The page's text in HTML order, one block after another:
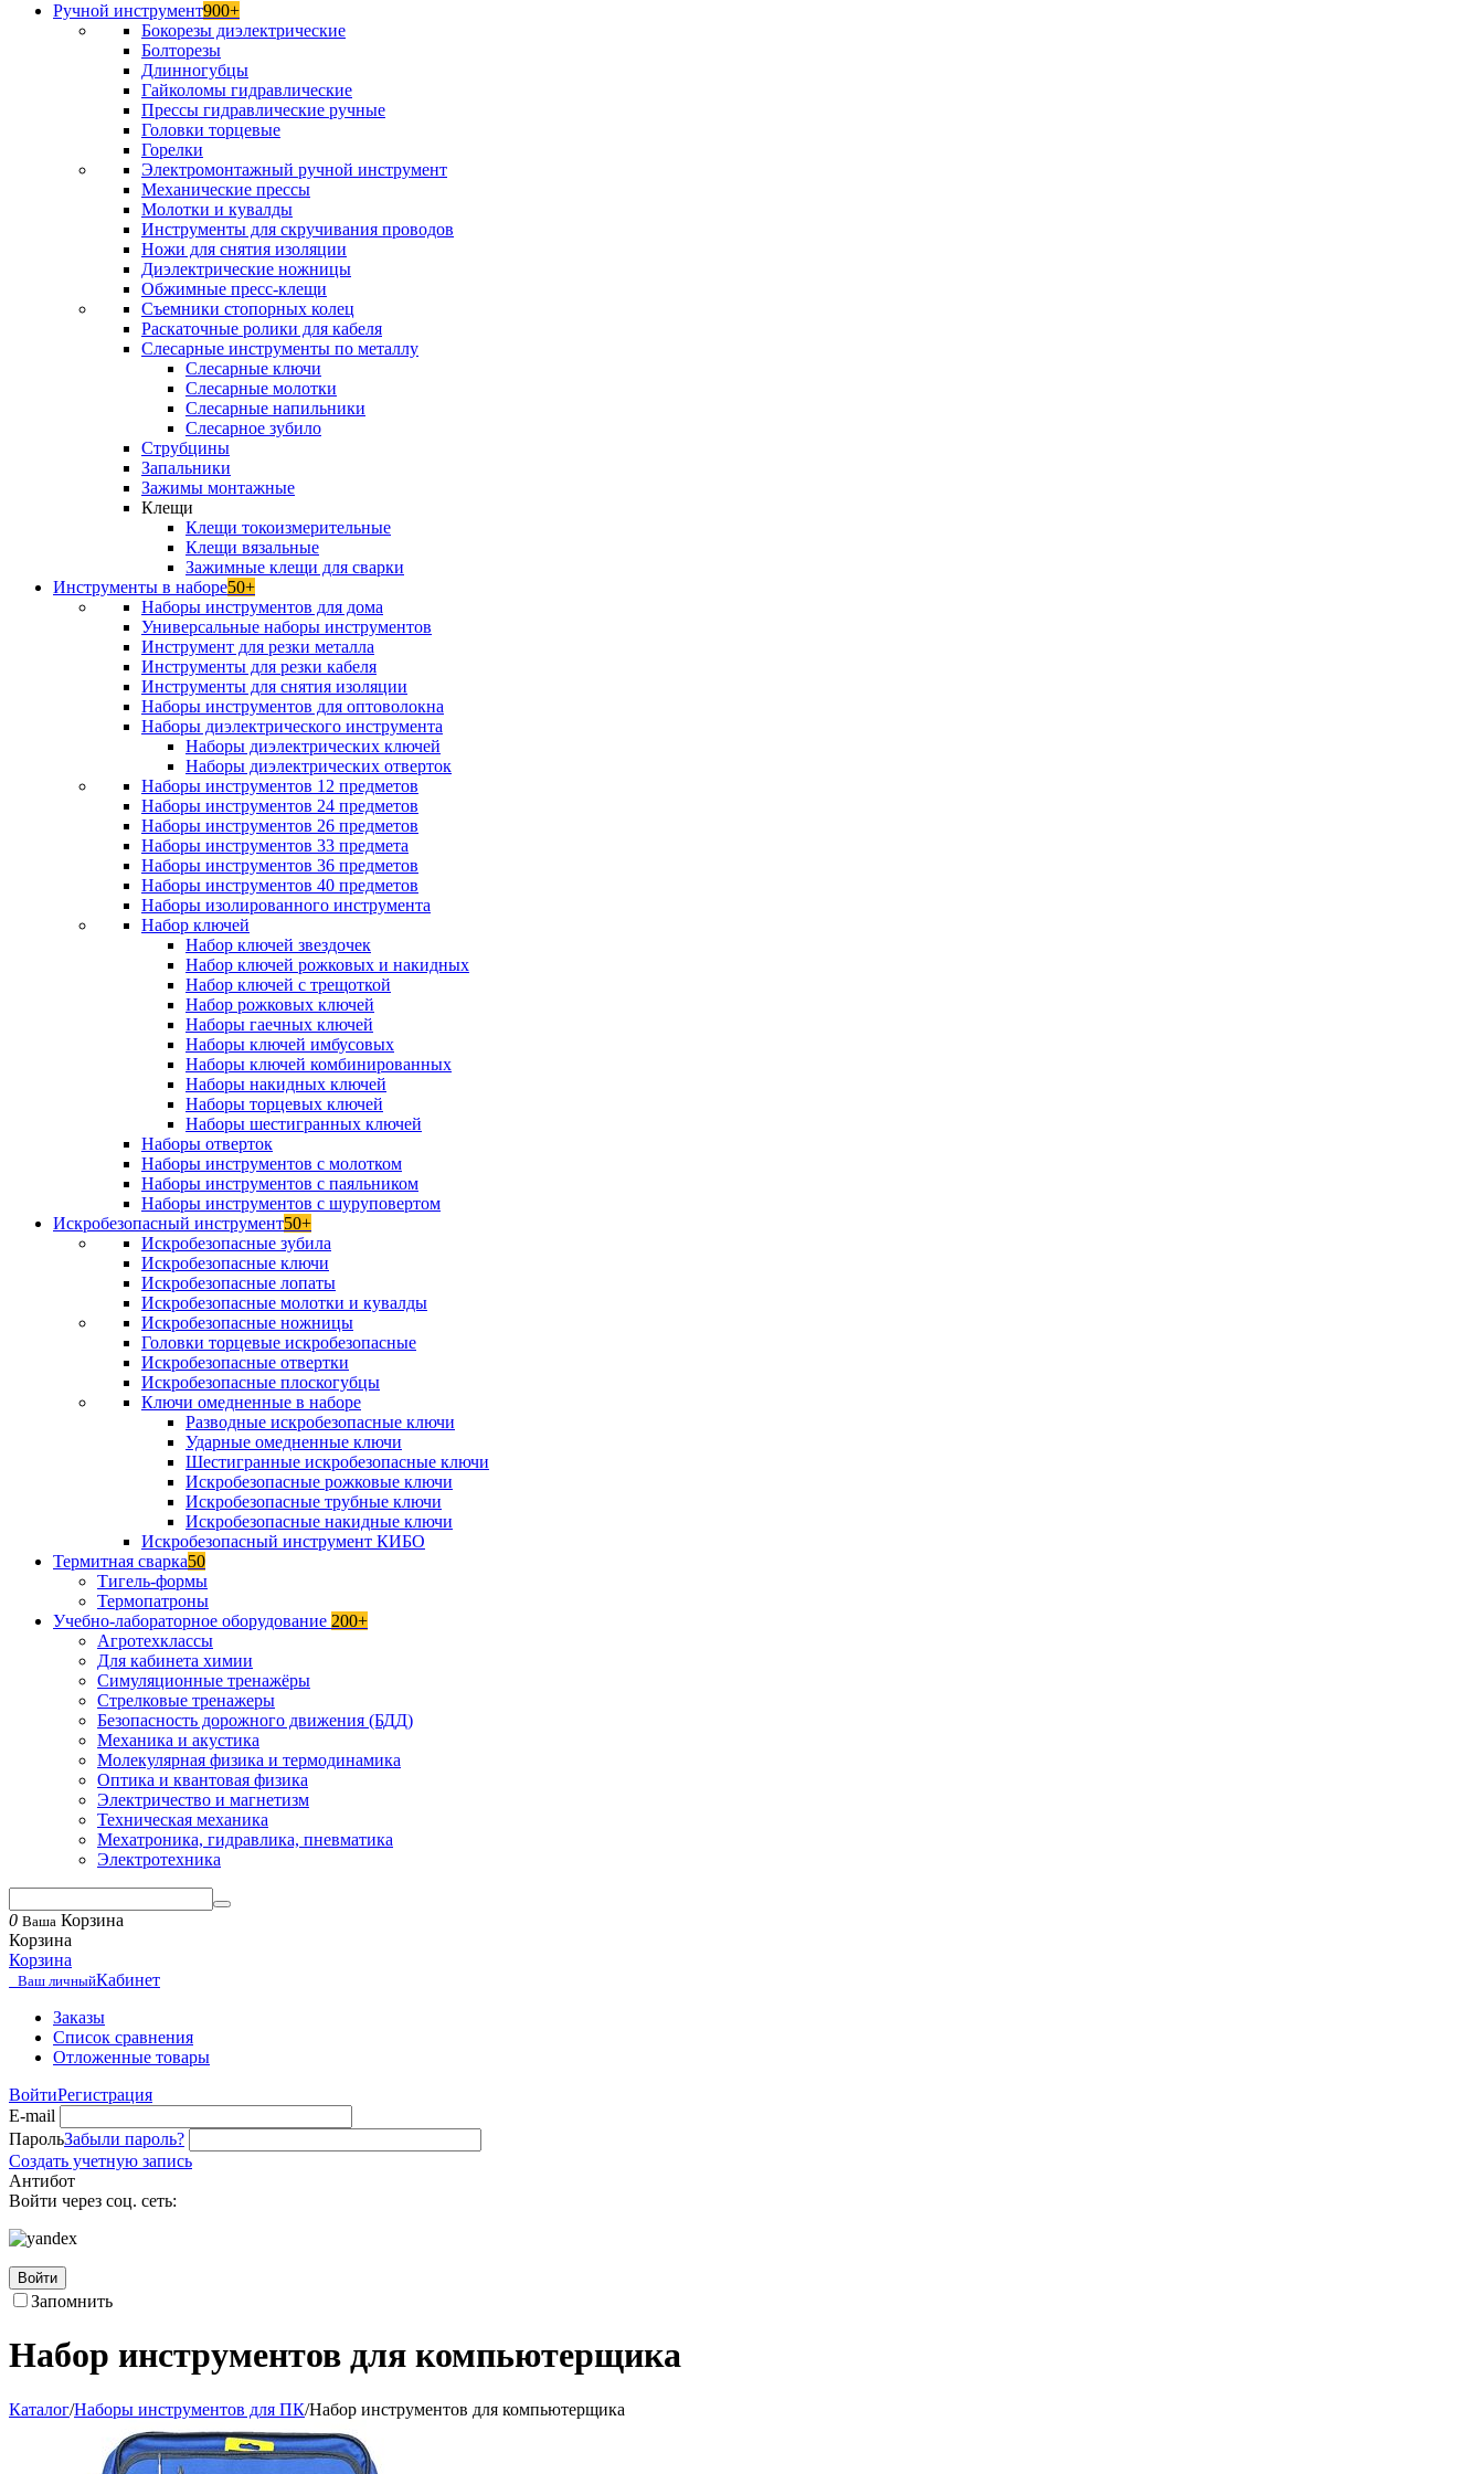
Ручной инструмент900+
Бокорезы диэлектрические
Болторезы
Длинногубцы
Гайколомы гидравлические
Прессы гидравлические ручные
Головки торцевые
Горелки
Электромонтажный ручной инструмент
Механические прессы
Молотки и кувалды
Инструменты для скручивания проводов
Ножи для снятия изоляции
Диэлектрические ножницы
Обжимные пресс-клещи
Съемники стопорных колец
Раскаточные ролики для кабеля
Слесарные инструменты по металлу
Слесарные ключи
Слесарные молотки
Слесарные напильники
Слесарное зубило
Струбцины
Запальники
Зажимы монтажные
Клещи
Клещи токоизмерительные
Клещи вязальные
Зажимные клещи для сварки
Инструменты в наборе50+
Наборы инструментов для дома
Универсальные наборы инструментов
Инструмент для резки металла
Инструменты для резки кабеля
Инструменты для снятия изоляции
Наборы инструментов для оптоволокна
Наборы диэлектрического инструмента
Наборы диэлектрических ключей
Наборы диэлектрических отверток
Наборы инструментов 12 предметов
Наборы инструментов 24 предметов
Наборы инструментов 26 предметов
Наборы инструментов 33 предмета
Наборы инструментов 36 предметов
Наборы инструментов 40 предметов
Наборы изолированного инструмента
Набор ключей
Набор ключей звездочек
Набор ключей рожковых и накидных
Набор ключей с трещоткой
Набор рожковых ключей
Наборы гаечных ключей
Наборы ключей имбусовых
Наборы ключей комбинированных
Наборы накидных ключей
Наборы торцевых ключей
Наборы шестигранных ключей
Наборы отверток
Наборы инструментов с молотком
Наборы инструментов с паяльником
Наборы инструментов с шуруповертом
Искробезопасный инструмент50+
Искробезопасные зубила
Искробезопасные ключи
Искробезопасные лопаты
Искробезопасные молотки и кувалды
Искробезопасные ножницы
Головки торцевые искробезопасные
Искробезопасные отвертки
Искробезопасные плоскогубцы
Ключи омедненные в наборе
Разводные искробезопасные ключи
Ударные омедненные ключи
Шестигранные искробезопасные ключи
Искробезопасные рожковые ключи
Искробезопасные трубные ключи
Искробезопасные накидные ключи
Искробезопасный инструмент КИБО
Термитная сварка50
Тигель-формы
Термопатроны
Учебно-лабораторное оборудование 200+
Агротехклассы
Для кабинета химии
Симуляционные тренажёры
Стрелковые тренажеры
Безопасность дорожного движения (БДД)
Механика и акустика
Молекулярная физика и термодинамика
Оптика и квантовая физика
Электричество и магнетизм
Техническая механика
Мехатроника, гидравлика, пневматика
Электротехника
0 Ваша Корзина
Корзина
Корзина
Ваш личныйКабинет
Заказы
Список сравнения
Отложенные товары
ВойтиРегистрация
E-mail
ПарольЗабыли пароль?
Создать учетную запись
Антибот
Войти через соц. сеть:
Войти
Запомнить
Набор инструментов для компьютерщика
Каталог/Наборы инструментов для ПК/Набор инструментов для компьютерщика